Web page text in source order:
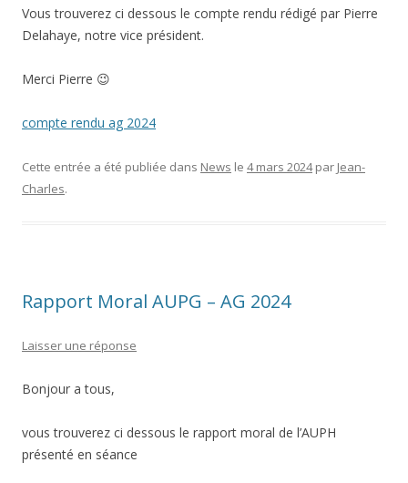
Vous trouverez ci dessous le compte rendu rédigé par Pierre
Delahaye, notre vice président.
Merci Pierre 😉
compte rendu ag 2024
Cette entrée a été publiée dans News le 4 mars 2024 par Jean-
Charles.
Rapport Moral AUPG – AG 2024
Laisser une réponse
Bonjour a tous,
vous trouverez ci dessous le rapport moral de l’AUPH
présenté en séance